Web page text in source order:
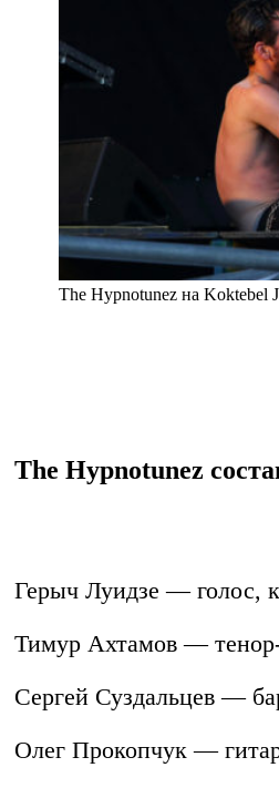
The Hypnotunez на Koktebel
The Hypnotunez
Герыч Луидзе — голос,
Тимур Ахтамов —
Сергей Суздальцев —
Олег Прокопчук —